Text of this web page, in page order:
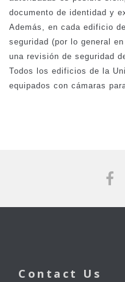
documento de identidad y
Además, en cada edificio
seguridad (por lo general
una revisión de seguridad
Todos los edificios de la
equipados con cámaras
Contact Us